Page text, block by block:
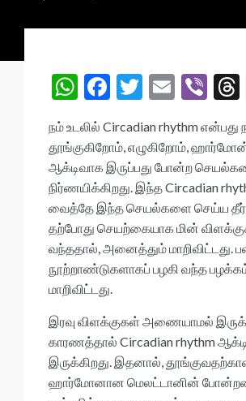
W
at
s
A
p
p
F
e
b
o
o
k
T
itt
er
E
ai
l
Vi
b
er
நம் உடலில் Circadian rhythm என்பது
தூங்குகிறோம், எழுகிறோம்,
ஆக்டிவாக இருப்பது போன்ற
நிர்ணயிக்கிறது. இந்த Circadian
வைத்தே இந்த செயல்களை செய்ய
தற்போது செயற்கையாக மின்
வந்ததால், அனைத்தும் மாறிவிட்டது.
நூற்றாண்டுகளாகப் பழகி வந்த
மாறிவிட்டது.
இரவு விளக்குகள் அணையாமல்
காரணத்தால் Circadian rhythm
இருக்கிறது. இதனால்,
ஹார்மோனான மெலட்டானின்